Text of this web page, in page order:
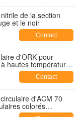
de la section
et le noir
Contact
d'ORK pour
hautes températures
Contact
d'ACM 70
colorés